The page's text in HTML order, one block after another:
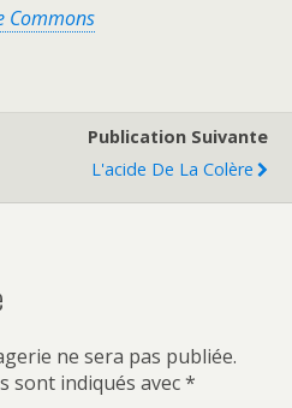
Commons
Publication Suivante
L'acide De La Colère
ne sera pas publiée.
sont indiqués avec*